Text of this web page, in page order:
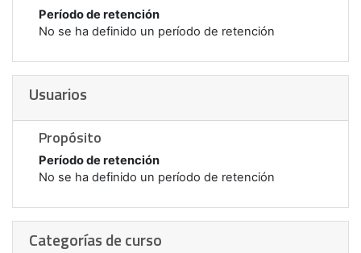
Período de retención
No se ha definido un período de retención
Usuarios
Propósito
Período de retención
No se ha definido un período de retención
Categorías de curso